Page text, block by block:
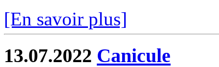
[En savoir plus]
13.07.2022 Canicule